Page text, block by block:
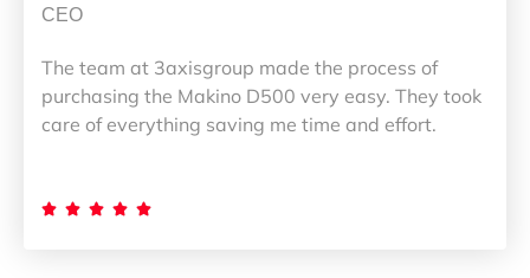
CEO
The team at 3axisgroup made the process of
purchasing the Makino D500 very easy. They took
care of everything saving me time and effort.
    